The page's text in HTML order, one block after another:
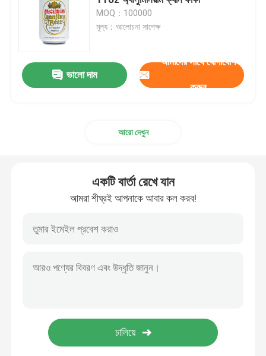
পানীয় কাচের বোতল
স্টোরেজ স্টোরেজ সরঞ্জাম
অ্যালুমিনিয়াম বিয়ার ক্যান
বায়োডিগ্রেডেবল পেপার ফুড প্যাকেজিং
MOQ：100000
মূল্য：আলোচনা সাপেক্ষ
ভালো দাম
আমাদের সাথে যোগাযোগ
করুন
আরো দেখুন
একটি বার্তা রেখে যান
আমরা শীঘ্রই আপনাকে আবার কল করব!